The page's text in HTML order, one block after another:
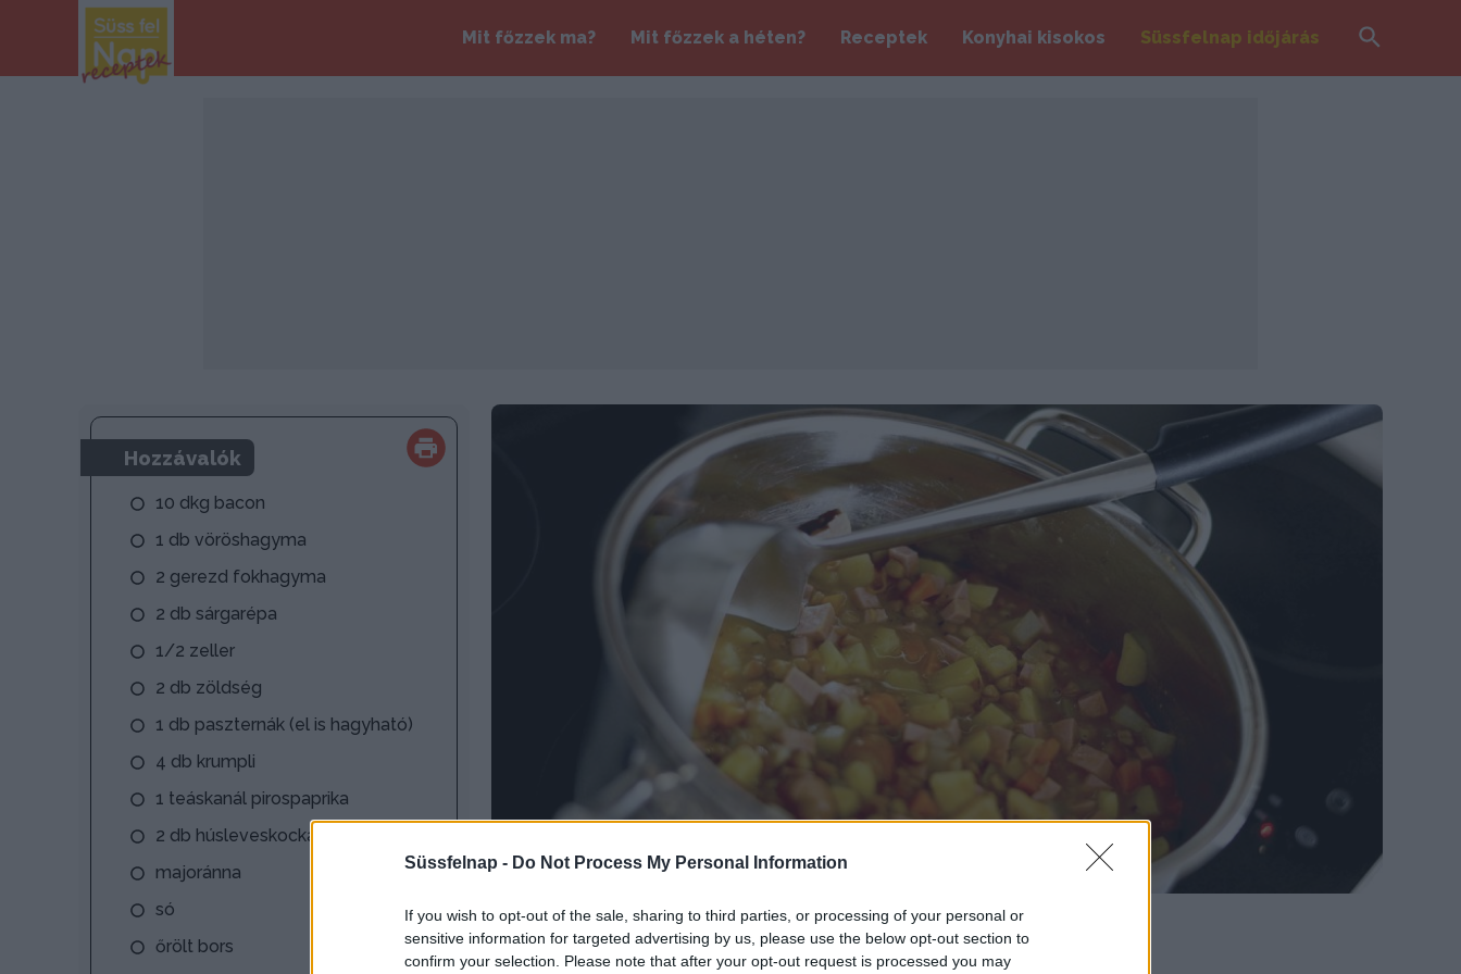
Süssfelnap - Do Not Process My Personal Information
If you wish to opt-out of the sale, sharing to third parties, or processing of your personal or
sensitive information for targeted advertising by us, please use the below opt-out section to
confirm your selection. Please note that after your opt-out request is processed you may
Mit főzzek ma? Mit főzzek a héten? Receptek Konyhai kisokos Süssfelnap időjárás Search
Hozzávalók
10 dkg bacon
1 db vöröshagyma
2 gerezd fokhagyma
2 db sárgarépa
1/2 zeller
2 db zöldség
1 db paszternák (el is hagyható)
4 db krumpli
1 teáskanál pirospaprika
2 db húsleveskocka
majoránna
só
őrölt bors
Krumplileves